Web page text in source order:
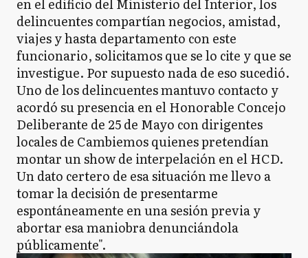
en el edificio del Ministerio del Interior, los
delincuentes compartían negocios, amistad,
viajes y hasta departamento con este
funcionario, solicitamos que se lo cite y que se
investigue. Por supuesto nada de eso sucedió.
Uno de los delincuentes mantuvo contacto y
acordó su presencia en el Honorable Concejo
Deliberante de 25 de Mayo con dirigentes
locales de Cambiemos quienes pretendían
montar un show de interpelación en el HCD.
Un dato certero de esa situación me llevo a
tomar la decisión de presentarme
espontáneamente en una sesión previa y
abortar esa maniobra denunciándola
públicamente".